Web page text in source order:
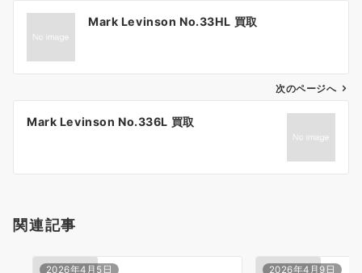
ビ
ン
Mark Levinson No.33HL 買取
次のページへ
Mark Levinson No.336L 買取
関連記事
2026年4月5日 2026年4月9日